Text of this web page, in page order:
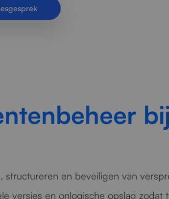
bij
structureren en beveiligen van
versies en onlogische opslag zodat